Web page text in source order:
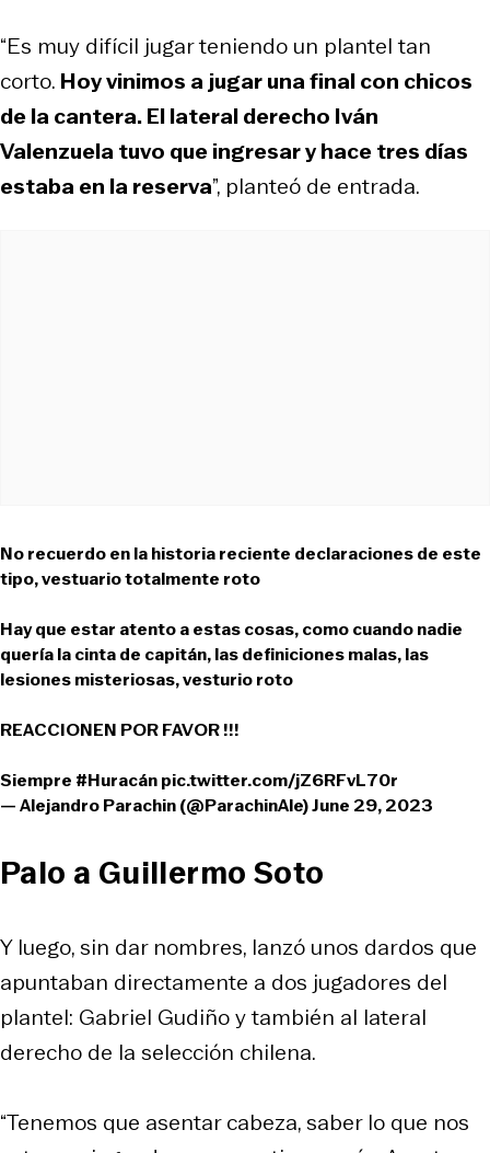
“Es muy difícil jugar teniendo un plantel tan
corto. Hoy vinimos a jugar una final con chicos
de la cantera. El lateral derecho Iván
Valenzuela tuvo que ingresar y hace tres días
estaba en la reserva”, planteó de entrada.
No recuerdo en la historia reciente declaraciones de este
tipo, vestuario totalmente roto
Hay que estar atento a estas cosas, como cuando nadie
quería la cinta de capitán, las definiciones malas, las
lesiones misteriosas, vesturio roto
REACCIONEN POR FAVOR !!!
Siempre #Huracánpic.twitter.com/jZ6RFvL70r
— Alejandro Parachin (@ParachinAle)June 29, 2023
Palo a Guillermo Soto
Y luego, sin dar nombres, lanzó unos dardos que
apuntaban directamente a dos jugadores del
plantel: Gabriel Gudiño y también al lateral
derecho de la selección chilena.
“Tenemos que asentar cabeza, saber lo que nos